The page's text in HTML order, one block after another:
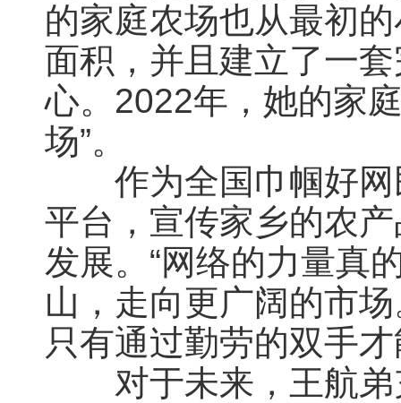
的家庭农场也从最初
面积，并且建立了一
心。2022年，她的家
场”。
作为全国巾帼好网
平台，宣传家乡的农
发展。“网络的力量真
山，走向更广阔的市
只有通过勤劳的双手
对于未来，王航弟